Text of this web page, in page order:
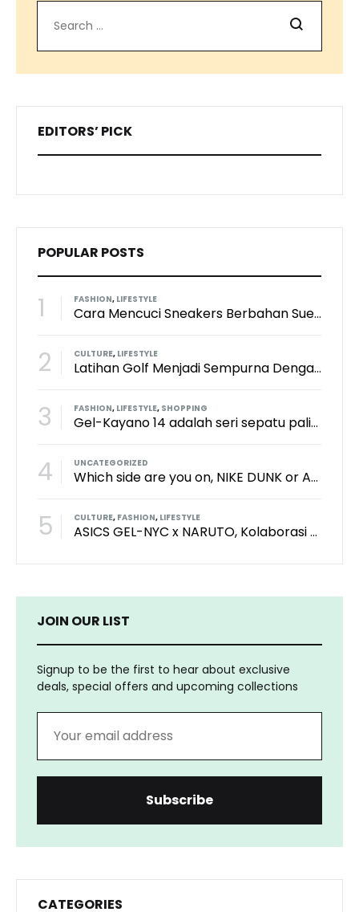
Search
EDITORS’ PICK
POPULAR POSTS
1 FASHION, LIFESTYLE
Cara Mencuci Sneakers Berbahan Suede: Aman Tanpa Merusak Tekstur
2 CULTURE, LIFESTYLE
Latihan Golf Menjadi Sempurna Dengan Kith x TaylorMade x Perfect Practice Putting Mat
3 FASHION, LIFESTYLE, SHOPPING
Gel-Kayano 14 adalah seri sepatu paling keren dari brand Asics?
4 UNCATEGORIZED
Which side are you on, NIKE DUNK or ADIDAS SAMBA?
5 CULTURE, FASHION, LIFESTYLE
ASICS GEL-NYC x NARUTO, Kolaborasi Yang Bikin Wibu Seneng!
JOIN OUR LIST
Signup to be the first to hear about exclusive
deals, special offers and upcoming collections
CATEGORIES